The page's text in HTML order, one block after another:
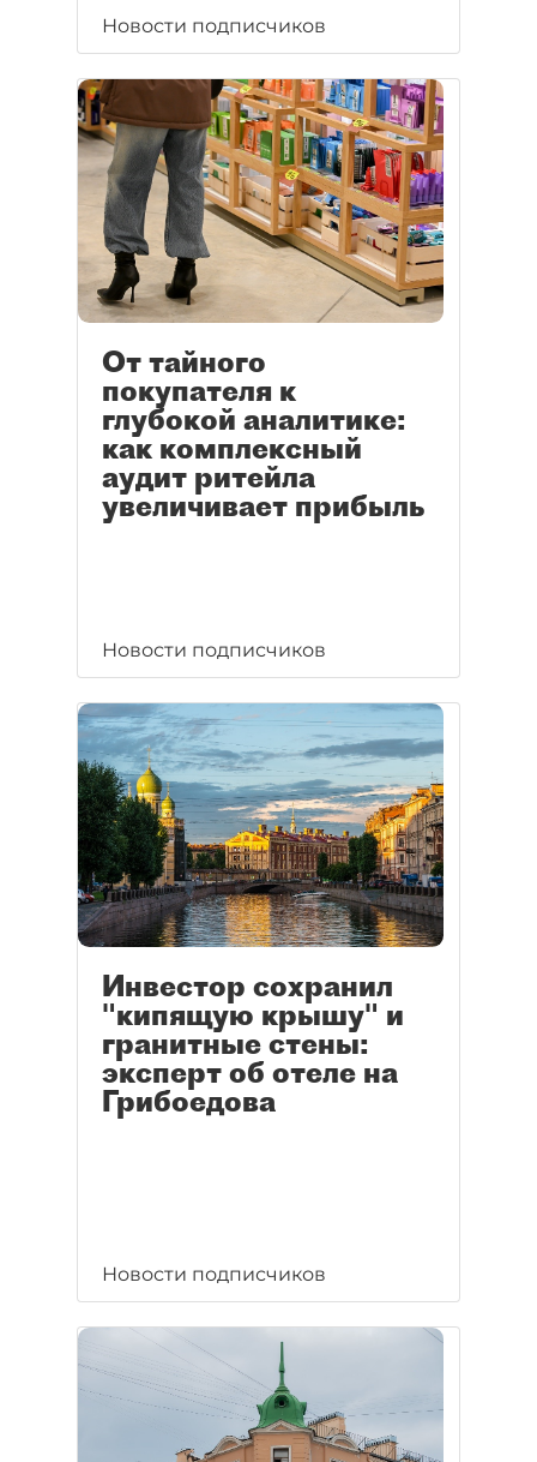
Новости подписчиков
От тайного
покупателя к
глубокой аналитике:
как комплексный
аудит ритейла
увеличивает прибыль
Новости подписчиков
Инвестор сохранил
"кипящую крышу" и
гранитные стены:
эксперт об отеле на
Грибоедова
Новости подписчиков